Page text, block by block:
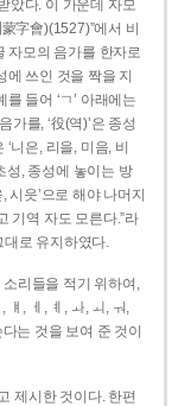
았다. 이 가운데 자모
字會)(1527)”에서 비
자모의 음가를 한자로
쓰인 것을 짝을 지
들어 ‘ㄱ’ 아래에는
가를, ‘役(역)’은 종성
니은, 리을, 미음, 비
성, 종성에 놓이는 방
시읏’으로 해야 나머지
기역 자도 모른다.”라
대로 유지하였다.
리들을 적기 위하여,
ㅒ, ㅔ, ㅖ, ㅘ, ㅚ, ㅝ,
는 것을 보여 준 것이
제시한 것이다. 한편